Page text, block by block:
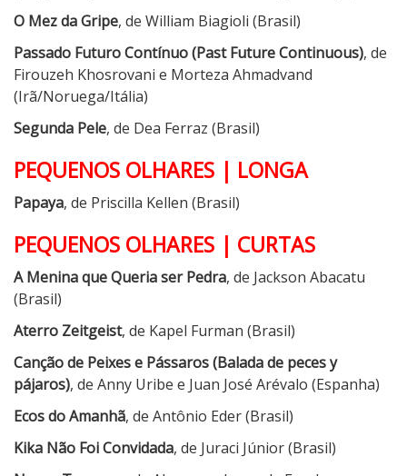
O Mez da Gripe, de William Biagioli (Brasil)
Passado Futuro Contínuo (Past Future Continuous), de
Firouzeh Khosrovani e Morteza Ahmadvand
(Irã/Noruega/Itália)
Segunda Pele, de Dea Ferraz (Brasil)
PEQUENOS OLHARES | LONGA
Papaya, de Priscilla Kellen (Brasil)
PEQUENOS OLHARES | CURTAS
A Menina que Queria ser Pedra, de Jackson Abacatu
(Brasil)
Aterro Zeitgeist, de Kapel Furman (Brasil)
Canção de Peixes e Pássaros (Balada de peces y
pájaros), de Anny Uribe e Juan José Arévalo (Espanha)
Ecos do Amanhã, de Antônio Eder (Brasil)
Kika Não Foi Convidada, de Juraci Júnior (Brasil)